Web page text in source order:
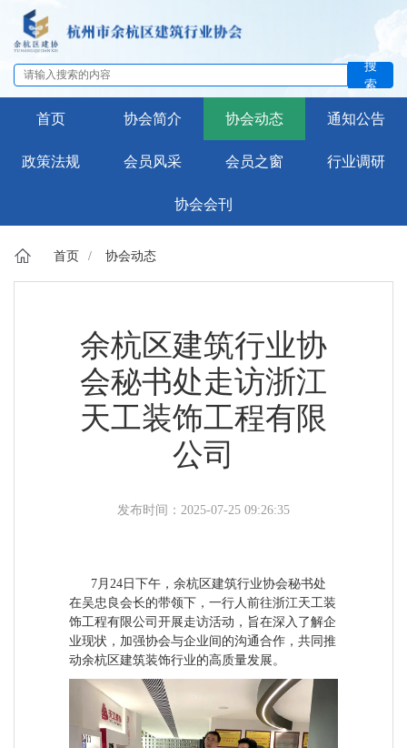
搜
索
首页 协会简介 协会动态 通知公告
政策法规 会员风采 会员之窗 行业调研
协会会刊
首页 协会动态
余杭区建筑行业协
会秘书处走访浙江
天工装饰工程有限
公司
发布时间：2025-07-25 09:26:35
7月24日下午，余杭区建筑行业协会秘书处
在吴忠良会长的带领下，一行人前往浙江天工装
饰工程有限公司开展走访活动，旨在深入了解企
业现状，加强协会与企业间的沟通合作，共同推
动余杭区建筑装饰行业的高质量发展。